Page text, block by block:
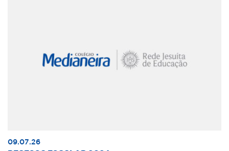
09.07.26